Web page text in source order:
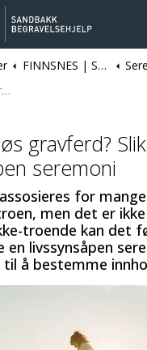
FINNSNES | Sandbakk Begravelsehjelp
gravferd?
seremoni
for
men det er
troende kan det
en livssynsåpen
å bestemme